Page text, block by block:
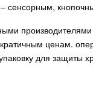
сенсорным,
ценам.
для защиты